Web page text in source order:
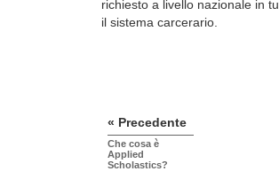
richiesto a livello nazionale in
il sistema carcerario.
« Precedente
Che cosa è
Applied
Scholastics?